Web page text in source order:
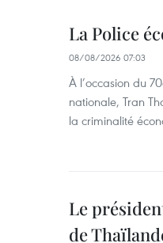
La Police
08/08/2026 07:03
À l’occasion du
nationale, Tran
la criminalité
Le
de